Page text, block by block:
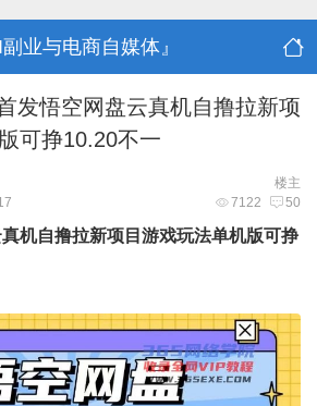
副业与电商自媒体』
发悟空网盘云真机自撸拉新项
可挣10.20不一
楼主
7122 50
机自撸拉新项目游戏玩法单机版可挣